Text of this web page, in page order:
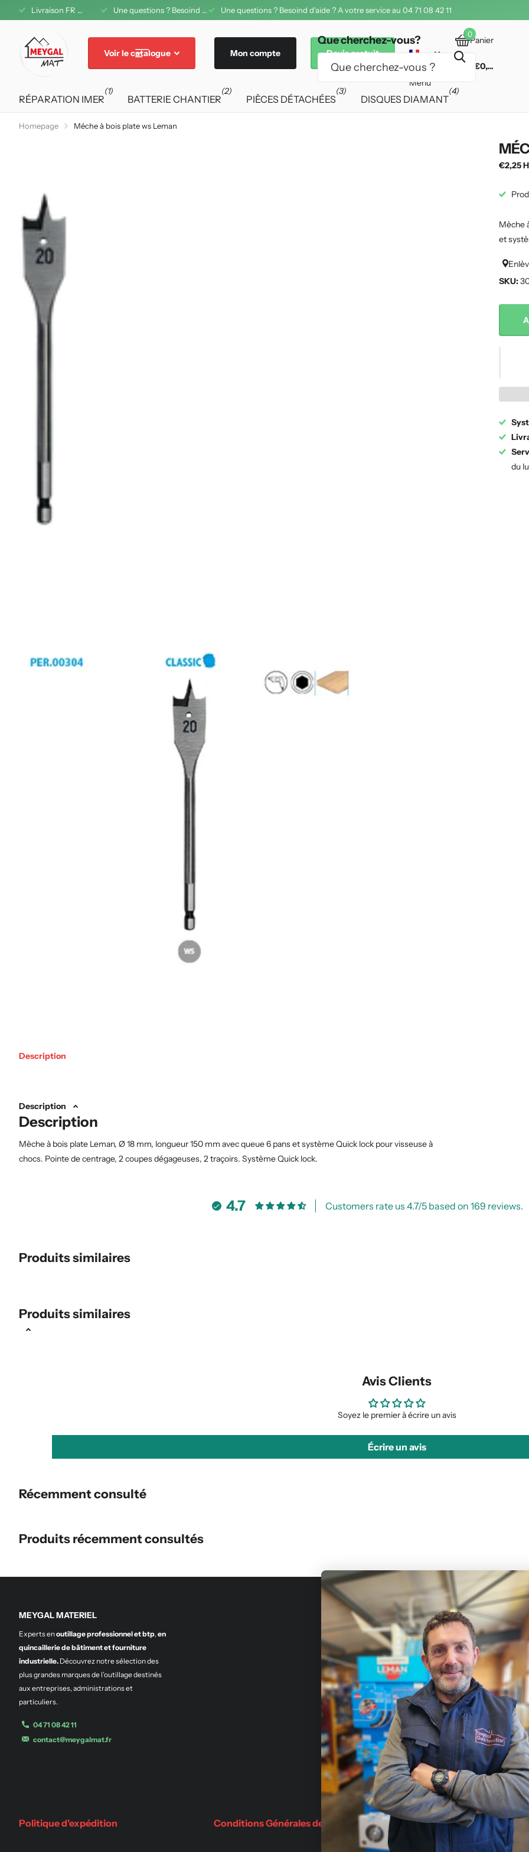
Livraison FR offerte dès 200€ d'achat Une questions ? Besoind d'aide ? A votre service au 04 71 08 42 11 Une questions ? Besoind d'aide ? A votre service au 04 71 08 42 11
Voir le catalogue
Que cherchez-vous?
Mon compte Devis gratuit
Menu
Panier
0
€0,00
RÉPARATION IMER
(1)
BATTERIE CHANTIER
(2)
PIÈCES DÉTACHÉES
(3)
DISQUES DIAMANT
(4)
Homepage Méche à bois plate ws Leman
Description
Description
Description
Mèche à bois plate Leman, Ø 18 mm, longueur 150 mm avec queue 6 pans et système Quick lock pour visseuse à
chocs. Pointe de centrage, 2 coupes dégageuses, 2 traçoirs. Système Quick lock.
€2,25
Mèche
et
SKU:
du
4.7 Customers rate us 4.7/5 based on 169 reviews.
Produits similaires
Produits similaires
Avis Clients
Soyez le premier à écrire un avis
Écrire un avis
Récemment consulté
Produits récemment consultés
MEYGAL MATERIEL
Experts enoutillage professionnel et btp,en
quincaillerie de bâtiment et fourniture
industrielle. Découvrez notre sélection des
plus grandes marques de l’outillage destinés
aux entreprises, administrations et
particuliers.
04 71 08 42 11
contact@meygalmat.fr
Qui sommes-nous?
Nous contacter
Fabriquants
Demande de devis
BLOG
Partenaires
de
Julien-
Avis
Adresse
Rue
Saint-
Politique d'expédition Conditions Générales de Vente